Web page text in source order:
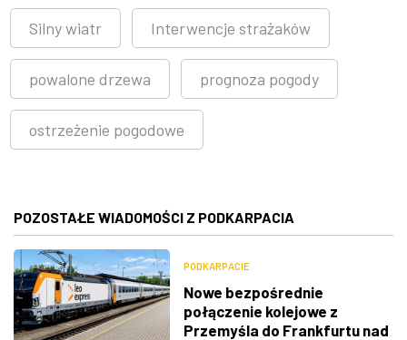
Silny wiatr Interwencje strażaków
powalone drzewa prognoza pogody
ostrzeżenie pogodowe
POZOSTAŁE WIADOMOŚCI Z PODKARPACIA
PODKARPACIE
Nowe bezpośrednie
połączenie kolejowe z
Przemyśla do Frankfurtu nad